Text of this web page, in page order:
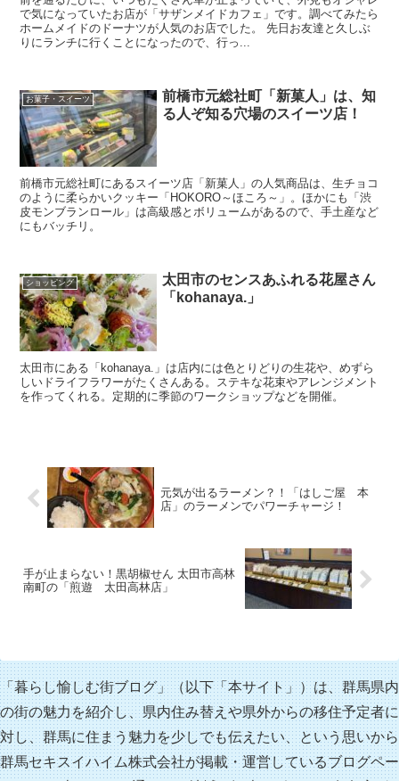
で気になっていたお店が「サザンメイドカフェ」です。調べてみたら
ホームメイドのドーナツが人気のお店でした。 先日お友達と久しぶ
りにランチに行くことになったので、行っ...
お菓子・スイーツ
前橋市元総社町「新菓人」は、知
る人ぞ知る穴場のスイーツ店！
前橋市元総社町にあるスイーツ店「新菓人」の人気商品は、生チョコ
のように柔らかいクッキー「HOKORO～ほころ～」。ほかにも「渋
皮モンブランロール」は高級感とボリュームがあるので、手土産など
にもバッチリ。
ショッピング
太田市のセンスあふれる花屋さん
「kohanaya.」
太田市にある「kohanaya.」は店内には色とりどりの生花や、めずら
しいドライフラワーがたくさんある。ステキな花束やアレンジメント
を作ってくれる。定期的に季節のワークショップなどを開催。
元気が出るラーメン？！「はしご屋 本
店」のラーメンでパワーチャージ！
手が止まらない！黒胡椒せん 太田市高林
南町の「煎遊 太田高林店」
「暮らし愉しむ街ブログ」（以下「本サイト」）は、群馬県内
の街の魅力を紹介し、県内住み替えや県外からの移住予定者に
対し、群馬に住まう魅力を少しでも伝えたい、という思いから
群馬セキスイハイム株式会社が掲載・運営しているブログペー